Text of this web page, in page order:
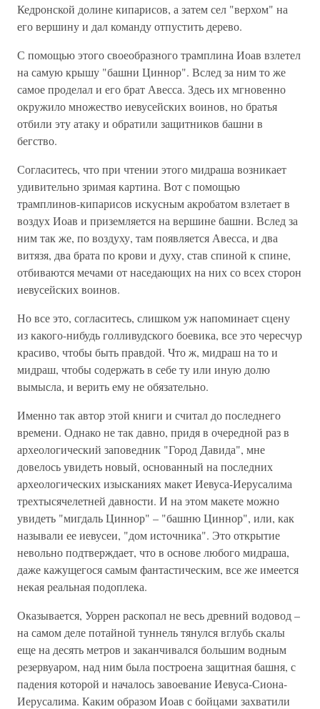
Кедронской долине кипарисов, а затем сел "верхом" на
его вершину и дал команду отпустить дерево.
С помощью этого своеобразного трамплина Иоав взлетел
на самую крышу "башни Циннор". Вслед за ним то же
самое проделал и его брат Авесса. Здесь их мгновенно
окружило множество иевусейских воинов, но братья
отбили эту атаку и обратили защитников башни в
бегство.
Согласитесь, что при чтении этого мидраша возникает
удивительно зримая картина. Вот с помощью
трамплинов-кипарисов искусным акробатом взлетает в
воздух Иоав и приземляется на вершине башни. Вслед за
ним так же, по воздуху, там появляется Авесса, и два
витязя, два брата по крови и духу, став спиной к спине,
отбиваются мечами от наседающих на них со всех сторон
иевусейских воинов.
Но все это, согласитесь, слишком уж напоминает сцену
из какого-нибудь голливудского боевика, все это чересчур
красиво, чтобы быть правдой. Что ж, мидраш на то и
мидраш, чтобы содержать в себе ту или иную долю
вымысла, и верить ему не обязательно.
Именно так автор этой книги и считал до последнего
времени. Однако не так давно, придя в очередной раз в
археологический заповедник "Город Давида", мне
довелось увидеть новый, основанный на последних
археологических изысканиях макет Иевуса-Иерусалима
трехтысячелетней давности. И на этом макете можно
увидеть "мигдаль Циннор" – "башню Циннор", или, как
называли ее иевусеи, "дом источника". Это открытие
невольно подтверждает, что в основе любого мидраша,
даже кажущегося самым фантастическим, все же имеется
некая реальная подоплека.
Оказывается, Уоррен раскопал не весь древний водовод –
на самом деле потайной туннель тянулся вглубь скалы
еще на десять метров и заканчивался большим водным
резервуаром, над ним была построена защитная башня, с
падения которой и началось завоевание Иевуса-Сиона-
Иерусалима. Каким образом Иоав с бойцами захватили